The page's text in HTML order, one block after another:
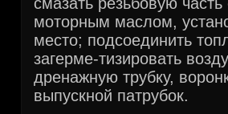
моторным маслом,
место; подсоединить
загерме-тизировать
дренажную трубку,
выпускной патрубок.